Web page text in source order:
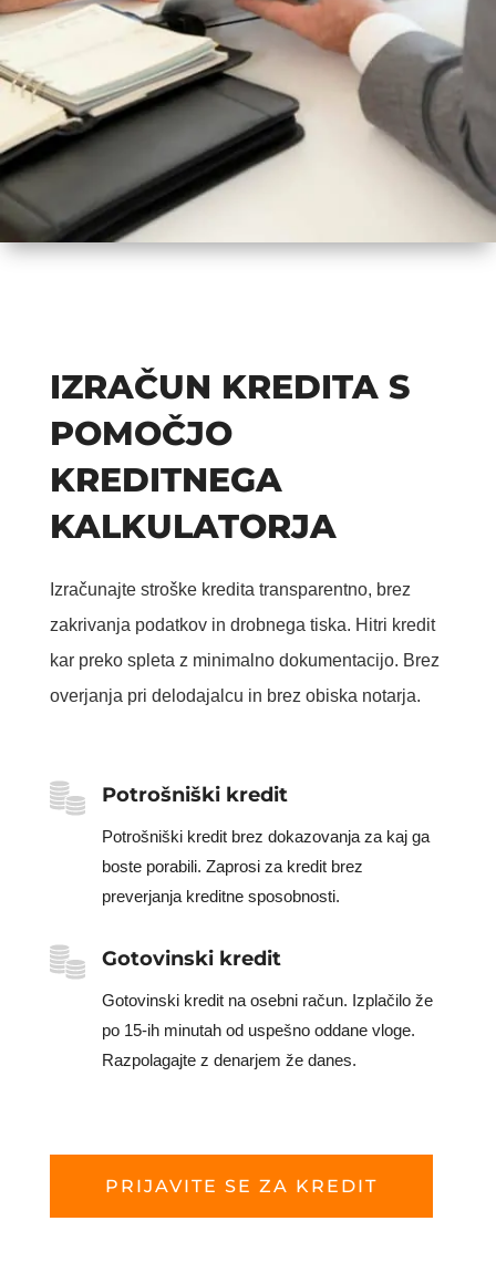
IZRAČUN KREDITA S
POMOČJO
KREDITNEGA
KALKULATORJA
Izračunajte stroške kredita transparentno, brez
zakrivanja podatkov in drobnega tiska. Hitri kredit
kar preko spleta z minimalno dokumentacijo. Brez
overjanja pri delodajalcu in brez obiska notarja.
Potrošniški kredit
Potrošniški kredit brez dokazovanja za kaj ga
boste porabili. Zaprosi za kredit brez
preverjanja kreditne sposobnosti.
Gotovinski kredit
Gotovinski kredit na osebni račun. Izplačilo že
po 15-ih minutah od uspešno oddane vloge.
Razpolagajte z denarjem že danes.
PRIJAVITE SE ZA KREDIT